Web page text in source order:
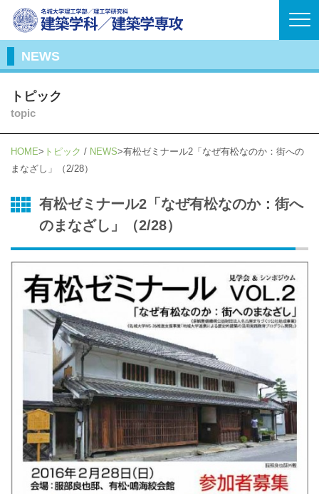
NEWS
トピック
topic
HOME トピック / NEWS 有松ゼミナール2「なぜ有松なのか：街への
まなざし」（2/28）
有松ゼミナール2「なぜ有松なのか：街へ
のまなざし」（2/28）